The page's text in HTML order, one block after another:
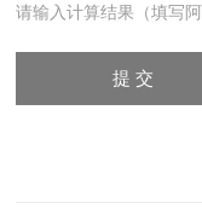
请输入计算结果（填写